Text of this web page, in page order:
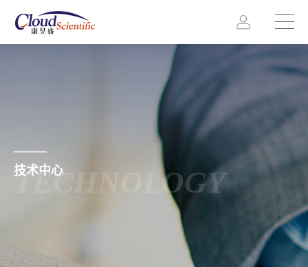
技术中心
TECHNOLOGY